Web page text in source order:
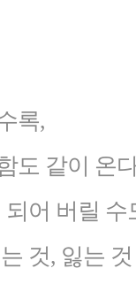
록,
도 같이 온
어 버릴 수
것, 잃는